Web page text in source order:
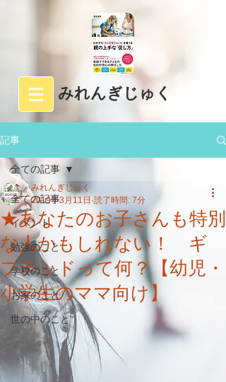
みれんぎじゅく
記事
全ての記事
イベント
勉強のこと
学校のこと
お家のこと
世の中のこと
全ての記事
★あなたのお子さんも特別
な人かもしれない！ ギ
フテッドって何？【幼児・
小学生のママ向け】
みれんぎじゅく
2019年3月11日 読了時間: 7分